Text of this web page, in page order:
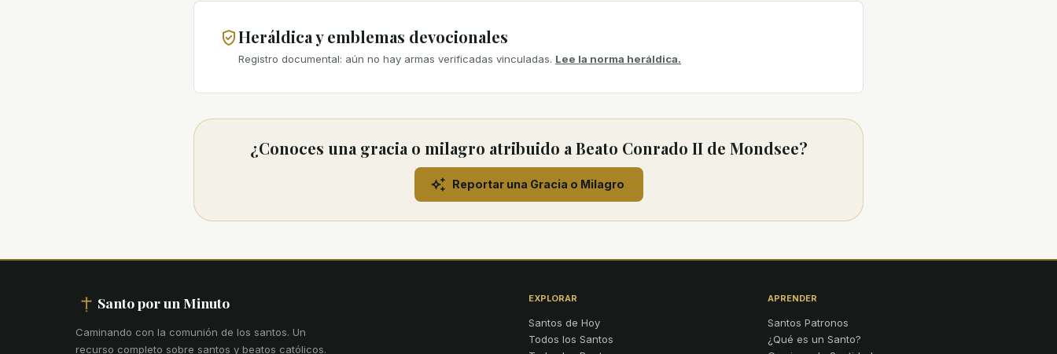
Heráldica y emblemas devocionales
Registro documental: aún no hay armas verificadas vinculadas. Lee la norma heráldica.
¿Conoces una gracia o milagro atribuido a Beato Conrado II de Mondsee?
Reportar una Gracia o Milagro
Santo por un Minuto
Caminando con la comunión de los santos. Un
recurso completo sobre santos y beatos católicos.
EXPLORAR
Santos de Hoy
Todos los Santos
APRENDER
Santos Patronos
¿Qué es un Santo?